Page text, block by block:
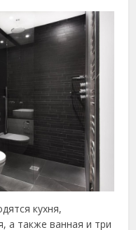
кухня,
а также ванная и три